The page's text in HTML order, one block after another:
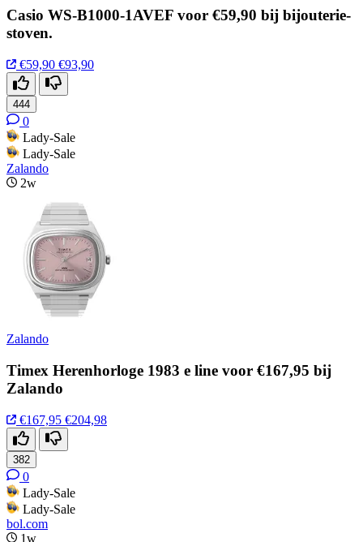
Casio WS-B1000-1AVEF voor €59,90 bij bijouterie-
stoven.
€59,90 €93,90
444
0
Lady-Sale
Lady-Sale
Zalando
2w
Zalando
Timex Herenhorloge 1983 e line voor €167,95 bij
Zalando
€167,95 €204,98
382
0
Lady-Sale
Lady-Sale
bol.com
1w